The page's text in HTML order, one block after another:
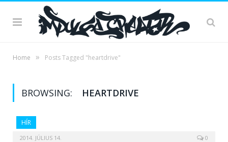
Home » Posts Tagged "heartdrive"
BROWSING: HEARTDRIVE
HÍR
2014. JÚLIUS 14. 0